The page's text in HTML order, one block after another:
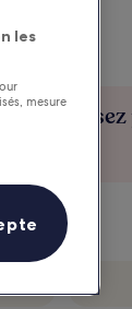
les
mesure